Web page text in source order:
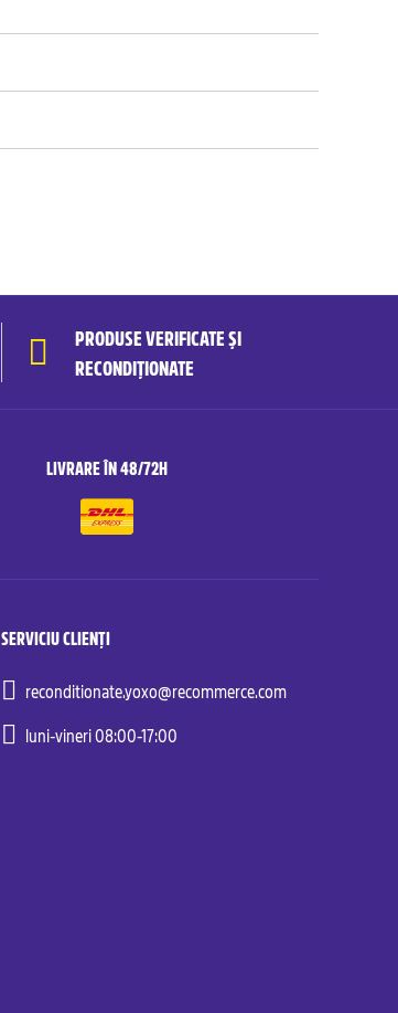
PRODUSE VERIFICATE ȘI
RECONDIȚIONATE
LIVRARE ÎN 48/72H
SERVICIU CLIENȚI
reconditionate.yoxo@recommerce.com
luni-vineri 08:00-17:00